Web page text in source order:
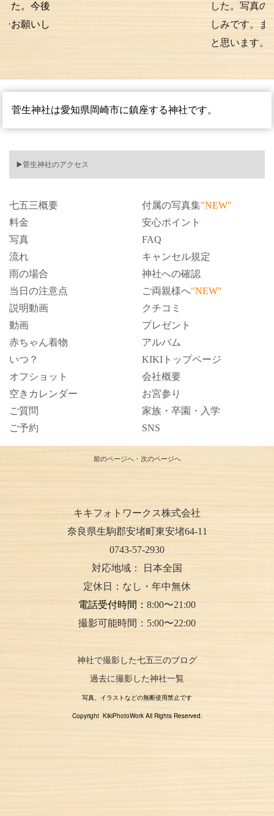
した。写真の仕上がり
しみです。また次もお
と思います。
菅生神社は愛知県岡崎市に鎮座する神社です。
▶️菅生神社のアクセス
七五三概要
料金
写真
流れ
雨の場合
当日の注意点
説明動画
動画
赤ちゃん着物
いつ？
オフショット
空きカレンダー
ご質問
ご予約
付属の写真集"NEW"
安心ポイント
FAQ
キャンセル規定
神社への確認
ご両親様へ"NEW"
クチコミ
プレゼント
アルバム
KIKIトップページ
会社概要
お宮参り
家族・卒園・入学
SNS
前のページへ・ 次のページへ
キキフォトワークス株式会社
奈良県生駒郡安堵町東安堵64-11
0743-57-2930
対応地域：
日本全国
定休日：なし・年中無休
電話受付時間： 8:00〜21:00
撮影可能時間：5:00〜22:00
神社で撮影した七五三のブログ
過去に撮影した神社一覧
写真、イラストなどの無断使用禁止です
Copyright KikiPhotoWork All Rights Reserved.